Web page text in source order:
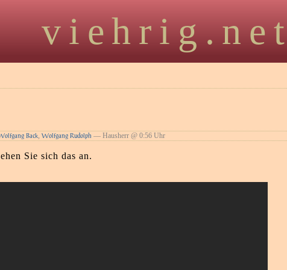
Back, Wolfgang Rudolph — Hausherr @ 0:56 Uhr
Sie sich das an.